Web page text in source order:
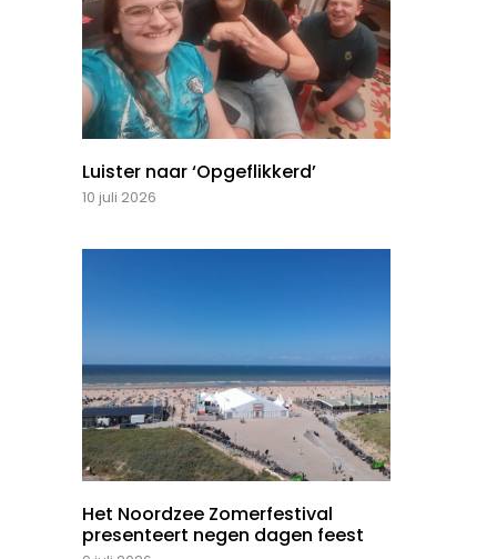
Luister naar ‘Opgeflikkerd’
10 juli 2026
Het Noordzee Zomerfestival
presenteert negen dagen feest